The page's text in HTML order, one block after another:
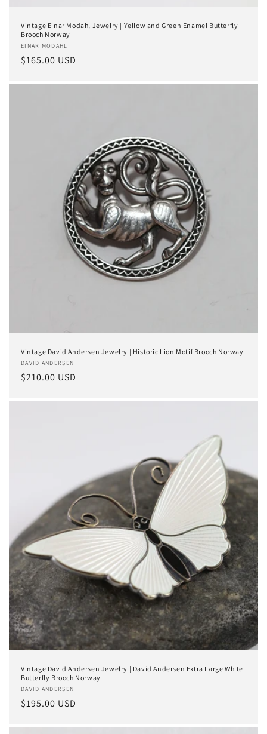
Vintage Einar Modahl Jewelry | Yellow and Green Enamel Butterfly
Brooch Norway
Anbieter:
EINAR MODAHL
Normaler
$165.00 USD
Vintage David Andersen Jewelry | Historic Lion Motif Brooch Norway
Anbieter:
DAVID ANDERSEN
Normaler
$210.00 USD
Vintage David Andersen Jewelry | David Andersen Extra Large White
Butterfly Brooch Norway
Anbieter:
DAVID ANDERSEN
Normaler
$195.00 USD